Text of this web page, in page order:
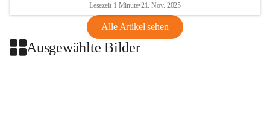
Lesezeit 1 Minute•21. Nov. 2025
Alle Artikel sehen
Ausgewählte Bilder